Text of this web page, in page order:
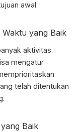
awal.
yang Baik
aktivitas.
mengatur
telah ditentukan
Baik